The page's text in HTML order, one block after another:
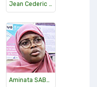
Jean Cederic OBAME
Aminata SABANE